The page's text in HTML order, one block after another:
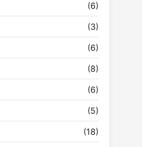
(6)
(3)
(6)
(8)
(6)
(5)
(18)